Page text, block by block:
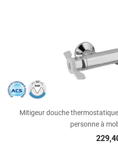
Mitigeur douche
personne à